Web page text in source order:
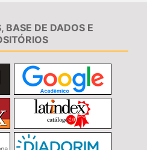
BASE DE DADOS E